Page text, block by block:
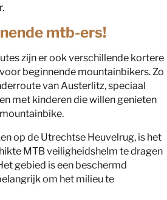
mtb-ers!
zijn er ook verschillende kortere
beginnende mountainbikers. Zo
van Austerlitz, speciaal
met kinderen die willen genieten
op de Utrechtse Heuvelrug, is het
MTB veiligheidshelm te dragen
gebied is een beschermd
om het milieu te